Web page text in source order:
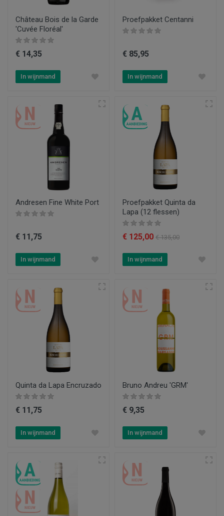
Château Bois de la Garde
'Cuvée Floréal'
€ 14,35
In wijnmand
Proefpakket Centanni
€ 85,95
In wijnmand
Andresen Fine White Port
€ 11,75
In wijnmand
Proefpakket Quinta da
Lapa (12 flessen)
€ 125,00 € 135,00
In wijnmand
Quinta da Lapa Encruzado
€ 11,75
In wijnmand
Bruno Andreu 'GRM'
€ 9,35
In wijnmand